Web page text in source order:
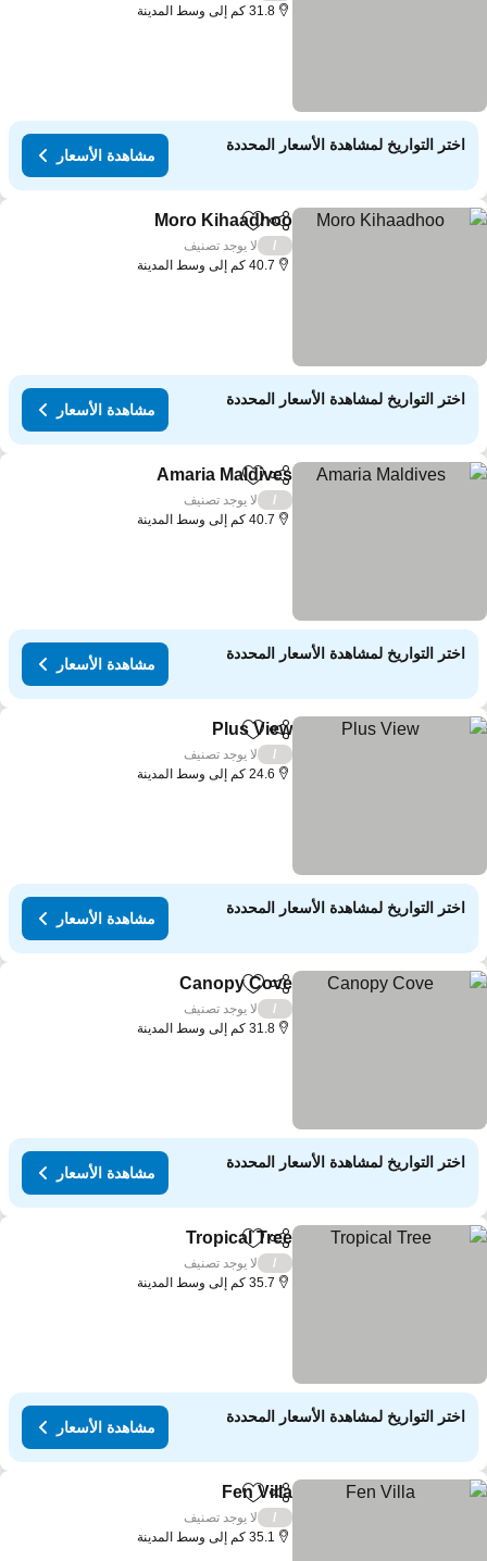
31.8 كم إلى وسط المدينة
اختر التواريخ لمشاهدة الأسعار المحددة
مشاهدة الأسعار
مشاركةAdd to favorites
Moro Kihaadhoo
لا يوجد تصنيف
40.7 كم إلى وسط المدينة
اختر التواريخ لمشاهدة الأسعار المحددة
مشاهدة الأسعار
مشاركةAdd to favorites
Amaria Maldives
لا يوجد تصنيف
40.7 كم إلى وسط المدينة
اختر التواريخ لمشاهدة الأسعار المحددة
مشاهدة الأسعار
مشاركةAdd to favorites
Plus View
لا يوجد تصنيف
24.6 كم إلى وسط المدينة
اختر التواريخ لمشاهدة الأسعار المحددة
مشاهدة الأسعار
مشاركةAdd to favorites
Canopy Cove
لا يوجد تصنيف
31.8 كم إلى وسط المدينة
اختر التواريخ لمشاهدة الأسعار المحددة
مشاهدة الأسعار
مشاركةAdd to favorites
Tropical Tree
لا يوجد تصنيف
35.7 كم إلى وسط المدينة
اختر التواريخ لمشاهدة الأسعار المحددة
مشاهدة الأسعار
مشاركةAdd to favorites
Fen Villa
لا يوجد تصنيف
35.1 كم إلى وسط المدينة